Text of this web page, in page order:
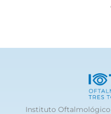
Instituto Oftalmológico